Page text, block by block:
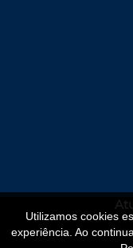
Utilizamos cookies
experiência. Ao